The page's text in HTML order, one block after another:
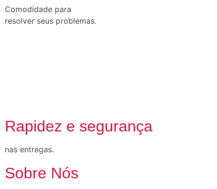
Comodidade para
resolver seus problemas.
Rapidez e segurança
nas entregas.
Sobre Nós